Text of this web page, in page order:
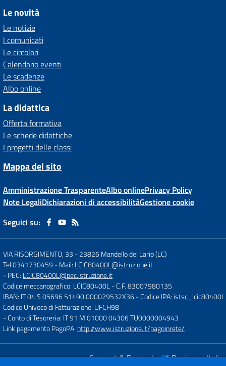
Le novità
Le notizie
I comunicati
Le circolari
Calendario eventi
Le scadenze
Albo online
La didattica
Offerta formativa
Le schede didattiche
I progetti delle classi
Mappa del sito
Amministrazione TrasparenteAlbo onlinePrivacy Policy
Note LegaliDichiarazioni di accessibilitàGestione cookie
Seguici su:
VIA RISORGIMENTO, 33 -23826 Mandello del Lario (LC)
Tel 0341730459 - Mail: LCIC80400L@istruzione.it
- PEC: LCIC80400L@pec.istruzione.it
Codice meccanografico: LCIC80400L- C.F. 83007980135
IBAN: IT 04 S 05696 51490 000029532X36- Codice IPA: istsc_lcic80400l
Codice Univoco di Fatturazione: UFCH98
- Conto di Tesoreria: IT 91 M 01000 04306 TU0000004943
Link pagamento PagoPA: http://www.istruzione.it/pagoinrete/
Concept & Design by
Designers Italia